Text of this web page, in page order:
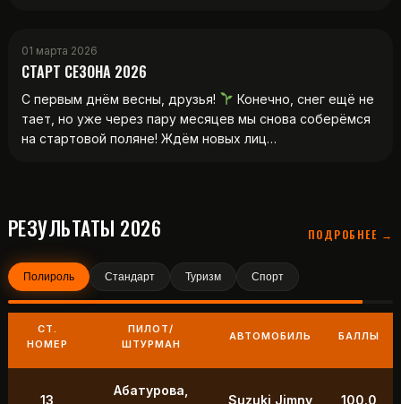
01 марта 2026
СТАРТ СЕЗОНА 2026
С первым днём весны, друзья!
Конечно, снег ещё не
тает, но уже через пару месяцев мы снова соберёмся
на стартовой поляне! Ждём новых лиц…
РЕЗУЛЬТАТЫ 2026 ПОДРОБНЕЕ →
Полироль Стандарт Туризм Спорт
СТ.
НОМЕР
ПИЛОТ/
ШТУРМАН
АВТОМОБИЛЬ БАЛЛЫ
9 Маслов, Ходько УАЗ 250.0